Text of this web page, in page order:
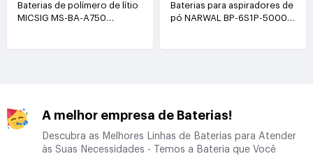
Baterias de polímero de lítio
MICSIG MS-BA-A750
Baterias para aspiradores de
pó NARWAL BP-6S1P-5000A
A melhor empresa de Baterias!
Descubra as Melhores Linhas de Baterias para Atender
às Suas Necessidades - Temos a Bateria que Você